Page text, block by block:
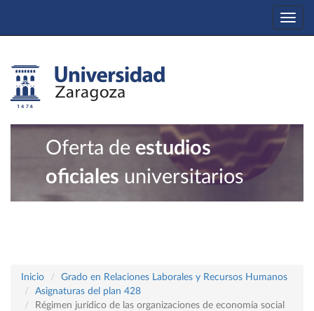
Oferta de estudios
oficiales universitarios
Inicio
Grado en Relaciones Laborales y Recursos Humanos
Asignaturas del plan 428
Régimen jurídico de las organizaciones de economía social